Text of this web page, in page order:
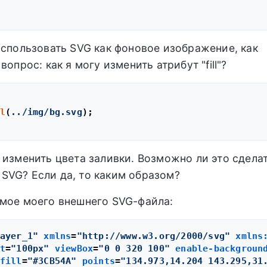
SVG как фоновое изображение, как
как я могу изменить атрибут "fill"?
( ../img/bg.svg);
цвета заливки. Возможно ли это
Если да, то каким образом?
моего внешнего SVG-файла:
xmlns="http://www.w3.org/2000/svg"
="100px" viewBox="0 0 320 100" enable-background
fill ="#3CB54A" points="134.973,14.204